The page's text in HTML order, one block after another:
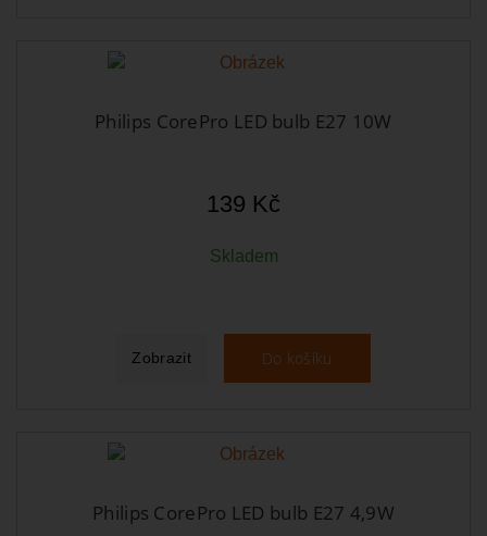
Philips CorePro LED bulb E27 10W
139 Kč
Skladem
Zobrazit Do košíku
Philips CorePro LED bulb E27 4,9W